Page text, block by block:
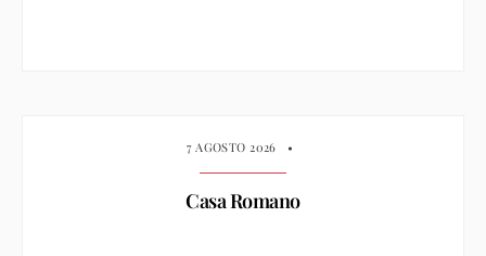
7 AGOSTO 2026 •
Casa Romano